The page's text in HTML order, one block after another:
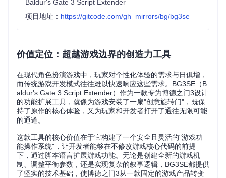
Baldur's Gate 3 Script Extender
项目地址： https://gitcode.com/gh_mirrors/bg/bg3se
价值定位：超越游戏边界的创造力工具
在现代角色扮演游戏中，玩家对个性化体验的需求与日俱增，
而传统游戏开发模式往往难以快速响应这些需求。BG3SE（B
aldur's Gate 3 Script Extender）作为一款专为博德之门3设计
的功能扩展工具，就像为游戏安装了一扇"创意旋转门"，既保
持了原作的核心体验，又为玩家和开发者打开了通往无限可能
的通道。
这款工具的核心价值在于它构建了一个安全且灵活的"游戏功
能操作系统"，让开发者能够在不修改游戏核心代码的前提
下，通过脚本语言扩展游戏功能。无论是创建全新的游戏机
制、调整平衡参数，还是实现复杂的叙事逻辑，BG3SE都提供
了坚实的技术基础，使博德之门3从一款固定的游戏产品转变